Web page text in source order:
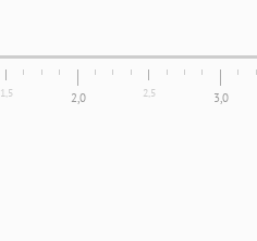
1,5 2,0 2,5 3,0